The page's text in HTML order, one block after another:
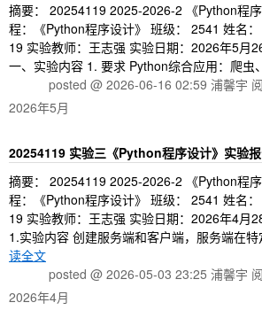
摘要： 20254119 2025-2026-2 《Python程
程：《Python程序设计》 班级： 2541 姓名
19 实验教师：王志强 实验日期：2026年5月
一、实验内容 1. 要求 Python综合应用：爬虫
posted @ 2026-06-16 02:59 浦馨宇
2026年5月
20254119 实验三《Python程序设计》实验
摘要： 20254119 2025-2026-2 《Python程
程：《Python程序设计》 班级： 2541 姓名
19 实验教师：王志强 实验日期：2026年4月
1.实验内容 创建服务端和客户端，服务端在
读全文
posted @ 2026-05-03 23:25 浦馨宇
2026年4月